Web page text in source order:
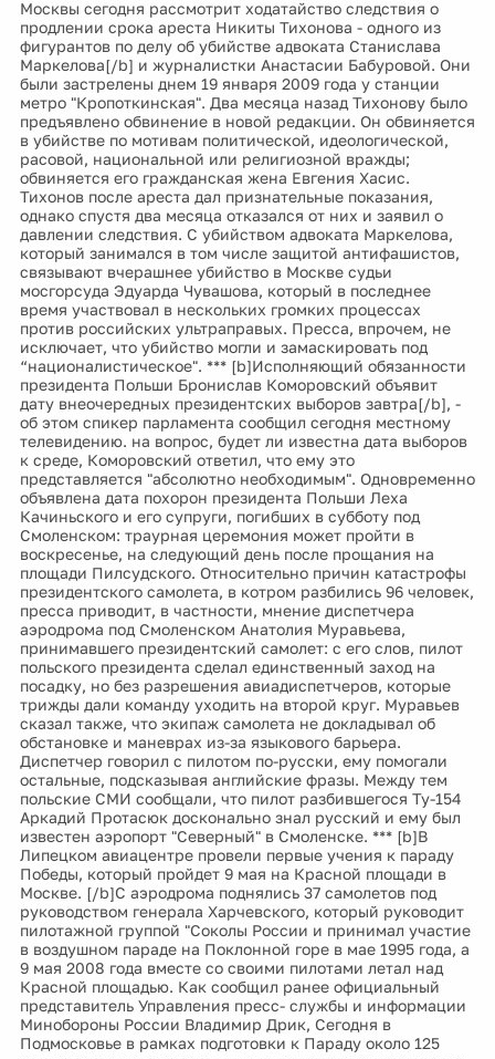
Москвы сегодня рассмотрит ходатайство следствия о
продлении срока ареста Никиты Тихонова - одного из
фигурантов по делу об убийстве адвоката Станислава
Маркелова[/b] и журналистки Анастасии Бабуровой. Они
были застрелены днем 19 января 2009 года у станции
метро "Кропоткинская". Два месяца назад Тихонову было
предъявлено обвинение в новой редакции. Он обвиняется
в убийстве по мотивам политической, идеологической,
расовой, национальной или религиозной вражды;
обвиняется его гражданская жена Евгения Хасис.
Тихонов после ареста дал признательные показания,
однако спустя два месяца отказался от них и заявил о
давлении следствия. С убийством адвоката Маркелова,
который занимался в том числе защитой антифашистов,
связывают вчерашнее убийство в Москве судьи
мосгорсуда Эдуарда Чувашова, который в последнее
время участвовал в нескольких громких процессах
против российских ультраправых. Пресса, впрочем, не
исключает, что убийство могли и замаскировать под
“националистическое". *** [b]Исполняющий обязанности
президента Польши Бронислав Коморовский объявит
дату внеочередных президентских выборов завтра[/b], -
об этом спикер парламента сообщил сегодня местному
телевидению. на вопрос, будет ли известна дата выборов
к среде, Коморовский ответил, что ему это
представляется "абсолютно необходимым". Одновременно
объявлена дата похорон президента Польши Леха
Качиньского и его супруги, погибших в субботу под
Смоленском: траурная церемония может пройти в
воскресенье, на следующий день после прощания на
площади Пилсудского. Относительно причин катастрофы
президентского самолета, в котром разбились 96 человек,
пресса приводит, в частности, мнение диспетчера
аэродрома под Смоленском Анатолия Муравьева,
принимавшего президентский самолет: с его слов, пилот
польского президента сделал единственный заход на
посадку, но без разрешения авиадиспетчеров, которые
трижды дали команду уходить на второй круг. Муравьев
сказал также, что экипаж самолета не докладывал об
обстановке и маневрах из-за языкового барьера.
Диспетчер говорил с пилотом по-русски, ему помогали
остальные, подсказывая английские фразы. Между тем
польские СМИ сообщали, что пилот разбившегося Ту-154
Аркадий Протасюк досконально знал русский и ему был
известен аэропорт "Северный" в Смоленске. *** [b]В
Липецком авиацентре провели первые учения к параду
Победы, который пройдет 9 мая на Красной площади в
Москве. [/b]С аэродрома поднялись 37 самолетов под
руководством генерала Харчевского, который руководит
пилотажной группой "Соколы России и принимал участие
в воздушном параде на Поклонной горе в мае 1995 года, а
9 мая 2008 года вместе со своими пилотами летал над
Красной площадью. Как сообщил ранее официальный
представитель Управления пресс- службы и информации
Минобороны России Владимир Дрик, Сегодня в
Подмосковье в рамках подготовки к Параду около 125